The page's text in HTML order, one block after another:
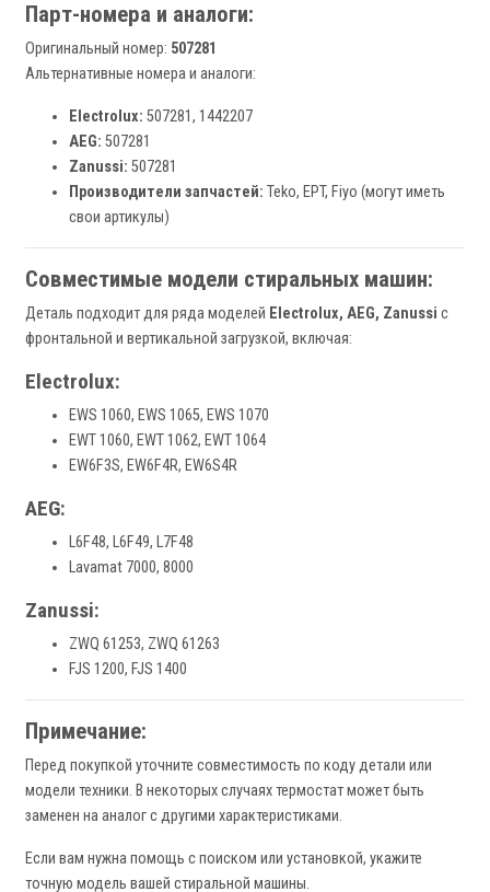
Парт-номера и аналоги:
Оригинальный номер: 507281
Альтернативные номера и аналоги:
Electrolux: 507281, 1442207
AEG: 507281
Zanussi: 507281
Производители запчастей: Teko, EPT, Fiyo (могут иметь
свои артикулы)
Совместимые модели стиральных машин:
Деталь подходит для ряда моделей Electrolux, AEG, Zanussi с
фронтальной и вертикальной загрузкой, включая:
Electrolux:
EWS 1060, EWS 1065, EWS 1070
EWT 1060, EWT 1062, EWT 1064
EW6F3S, EW6F4R, EW6S4R
AEG:
L6F48, L6F49, L7F48
Lavamat 7000, 8000
Zanussi:
ZWQ 61253, ZWQ 61263
FJS 1200, FJS 1400
Примечание:
Перед покупкой уточните совместимость по коду детали или
модели техники. В некоторых случаях термостат может быть
заменен на аналог с другими характеристиками.
Если вам нужна помощь с поиском или установкой, укажите
точную модель вашей стиральной машины.